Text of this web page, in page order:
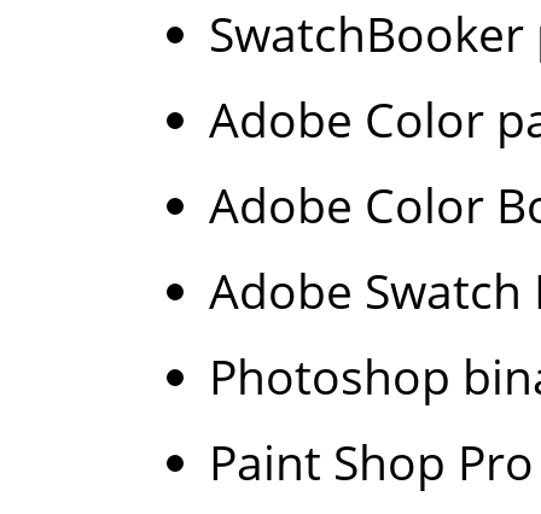
Adobe Color
Adobe Color
Adobe Swatch
Photoshop
Paint Shop